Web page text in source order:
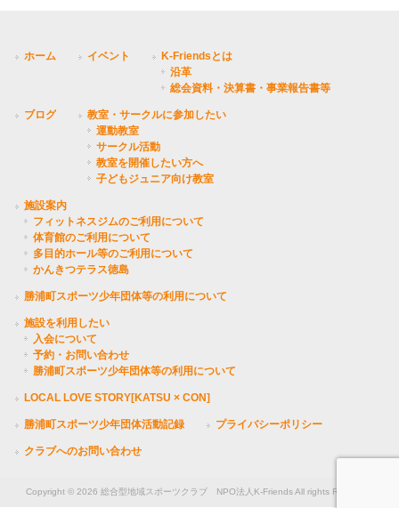
ホーム イベント
K-Friendsとは
沿革
総会資料・決算書・事業報告書等
ブログ
教室・サークルに参加したい
運動教室
サークル活動
教室を開催したい方へ
子どもジュニア向け教室
施設案内
フィットネスジムのご利用について
体育館のご利用について
多目的ホール等のご利用について
かんきつテラス徳島
勝浦町スポーツ少年団体等の利用について
施設を利用したい
入会について
予約・お問い合わせ
勝浦町スポーツ少年団体等の利用について
LOCAL LOVE STORY[KATSU × CON]
勝浦町スポーツ少年団体活動記録 プライバシーポリシー
クラブへのお問い合わせ
Copyright © 2026 総合型地域スポーツクラブ NPO法人K-Friends All rights Reserved.